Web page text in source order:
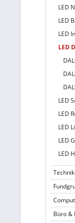
LED
LED
LED
LED
LED
LED
LED
LED
LED
Büro &